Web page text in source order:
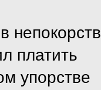
платить
упорстве